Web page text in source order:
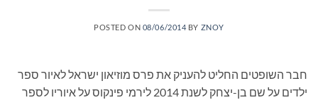
POSTED ON 08/06/2014 BY ZNOY
חבר השופטים החליט להעניק את פרס מוזיאון ישראל לאיור ספר
ילדים על שם בן-יצחק לשנת 2014 לירמי פינקוס על איוריו לספר